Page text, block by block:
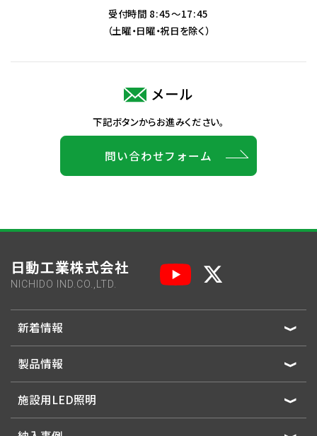
受付時間 8:45～17:45
（土曜・日曜・祝日を除く）
メール
下記ボタンからお進みください。
問い合わせフォーム
日動工業株式会社
NICHIDO IND.CO.,LTD.
新着情報
製品情報
施設用LED照明